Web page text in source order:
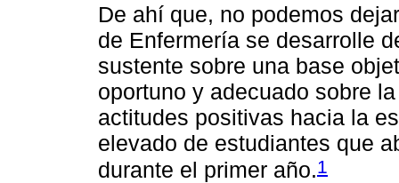
De ahí que, no podemos
de Enfermería se desarrolle
sustente sobre una base
oportuno y adecuado sobre
actitudes positivas hacia la
elevado de estudiantes que
durante el primer año.1